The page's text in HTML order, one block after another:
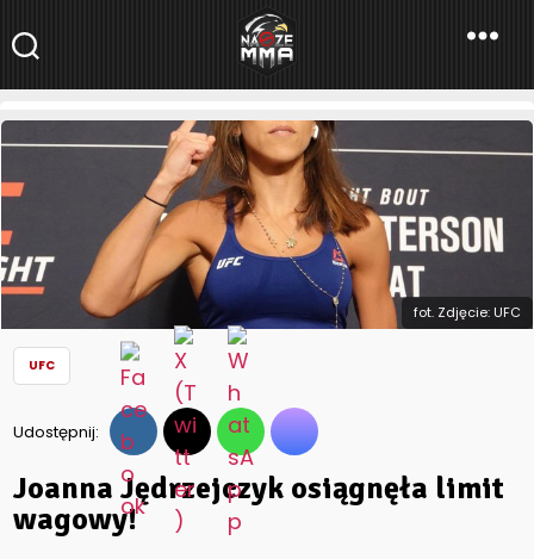
NaszeMMA
NaszeMMA.pl»Aktualności»Świat»UFC»Joanna Jędrzejczyk
osiągnęła limit wagowy!
fot. Zdjęcie: UFC
UFC
Udostępnij:
Joanna Jędrzejczyk osiągnęła limit
wagowy!